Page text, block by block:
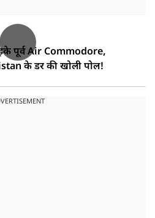
पूर्व Air Commodore,
के डर की खोली पोल!